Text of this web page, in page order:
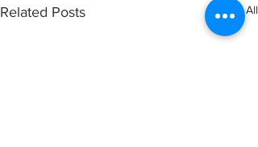
Related Posts See All